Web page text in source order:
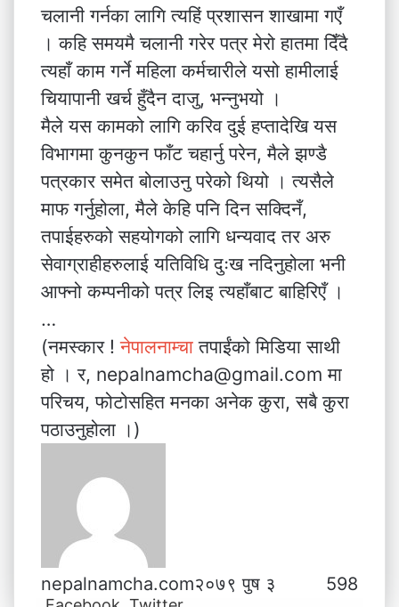
चलानी गर्नका लागि त्यहिं प्रशासन शाखामा गएँ
। कहि समयमै चलानी गरेर पत्र मेरो हातमा दिँदै
त्यहाँ काम गर्ने महिला कर्मचारीले यसो हामीलाई
चियापानी खर्च हुँदैन दाजु, भन्नुभयो ।
मैले यस कामको लागि करिव दुई हप्तादेखि यस
विभागमा कुनकुन फाँट चहार्नु परेन, मैले झण्डै
पत्रकार समेत बोलाउनु परेको थियो । त्यसैले
माफ गर्नुहोला, मैले केहि पनि दिन सक्दिनँ,
तपाईहरुको सहयोगको लागि धन्यवाद तर अरु
सेवाग्राहीहरुलाई यतिविधि दुःख नदिनुहोला भनी
आफ्नो कम्पनीको पत्र लिइ त्यहाँबाट बाहिरिएँ ।
…
(नमस्कार !नेपालनाम्चातपाईंको मिडिया साथी
हो । र, nepalnamcha@gmail.com मा
परिचय, फोटोसहित मनका अनेक कुरा, सबै कुरा
पठाउनुहोला ।)
nepalnamcha.com२०७९ पुष ३ 598